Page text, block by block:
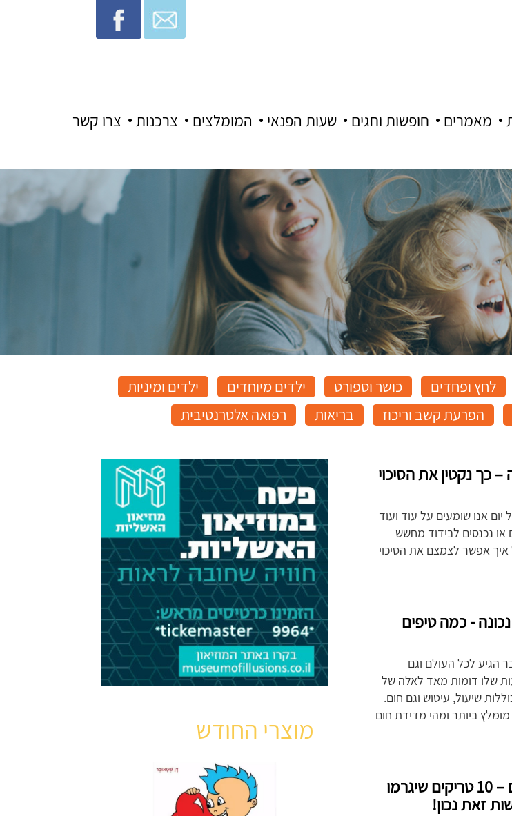
צרו קשר צרכנות המומלצים שעות הפנאי חופשות וחגים מאמרים
לחץ ופחדים כושר וספורט ילדים מיוחדים
ילדים ומיניות
הפרעת קשב וריכוז בריאות רפואה אלטרנטיבית
– כך נקטין את הסיכוי
יום אנו שומעים על עוד ועוד
נכנסים לבידוד מחשש
אפשר לצמצם את הסיכוי
- כמה טיפים
הגיע לכל העולם וגם
שלו דומות מאד לאלה של
שיעול, עיטוש וגם חום.
ביותר ומהי מדידת חום
שטיפת ידיים – 10 טריקים שיגרמו
זאת נכון!
מוצרי החודש